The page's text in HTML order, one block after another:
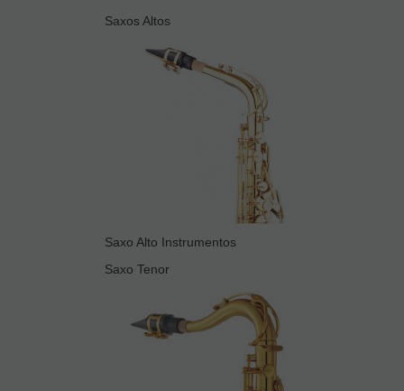
Saxos Altos
Saxo Alto Instrumentos
Saxo Tenor